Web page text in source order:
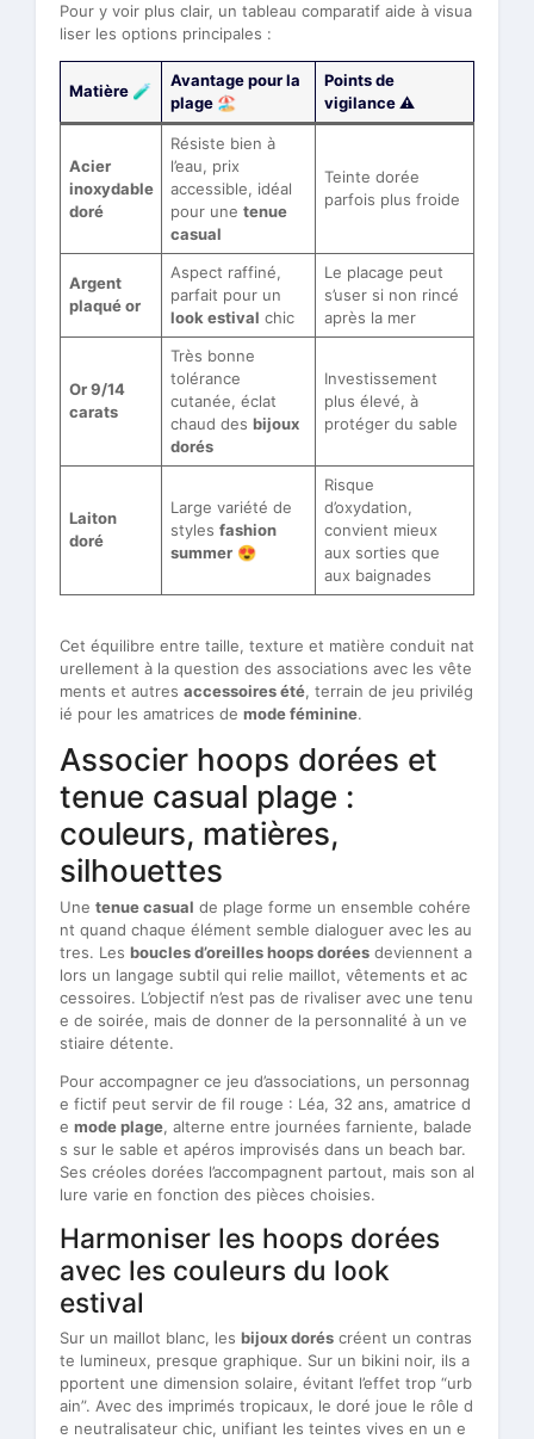
Pour y voir plus clair, un tableau comparatif aide à visua
liser les options principales :
Matière 🧪
Avantage pour la
plage 🏖️
Points de
vigilance ⚠️
Acier
inoxydable
doré
Résiste bien à
l’eau, prix
accessible, idéal
pour une tenue
casual
Teinte dorée
parfois plus froide
Argent
plaqué or
Aspect raffiné,
parfait pour un
look estival chic
Le placage peut
s’user si non rincé
après la mer
Or 9/14
carats
Très bonne
tolérance
cutanée, éclat
chaud des bijoux
dorés
Investissement
plus élevé, à
protéger du sable
Laiton
doré
Large variété de
styles fashion
summer😍
Risque
d’oxydation,
convient mieux
aux sorties que
aux baignades
Cet équilibre entre taille, texture et matière conduit nat
urellement à la question des associations avec les vête
ments et autres accessoires été, terrain de jeu privilég
ié pour les amatrices de mode féminine.
Associer hoops dorées et
tenue casual plage :
couleurs, matières,
silhouettes
Une tenue casual de plage forme un ensemble cohére
nt quand chaque élément semble dialoguer avec les au
tres. Les boucles d’oreilles hoops dorées deviennent a
lors un langage subtil qui relie maillot, vêtements et ac
cessoires. L’objectif n’est pas de rivaliser avec une tenu
e de soirée, mais de donner de la personnalité à un ve
stiaire détente.
Pour accompagner ce jeu d’associations, un personnag
e fictif peut servir de fil rouge : Léa, 32 ans, amatrice d
e mode plage, alterne entre journées farniente, balade
s sur le sable et apéros improvisés dans un beach bar.
Ses créoles dorées l’accompagnent partout, mais son al
lure varie en fonction des pièces choisies.
Harmoniser les hoops dorées
avec les couleurs du look
estival
Sur un maillot blanc, les bijoux dorés créent un contras
te lumineux, presque graphique. Sur un bikini noir, ils a
pportent une dimension solaire, évitant l’effet trop “urb
ain”. Avec des imprimés tropicaux, le doré joue le rôle d
e neutralisateur chic, unifiant les teintes vives en un e